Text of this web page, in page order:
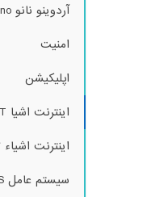
آردوینو نانو Nano
امنیت
اپلیکیشن
اینترنت اشیا IOT
اینترنت
سیستم عامل FreeRTOS